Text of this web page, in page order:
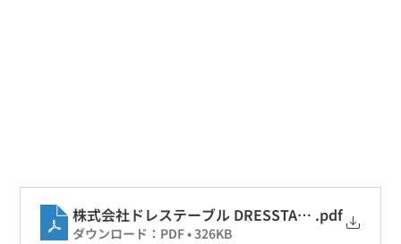
株式会社ドレステーブル DRESSTABLE.Co
.pdf
ダウンロード：PDF • 326KB